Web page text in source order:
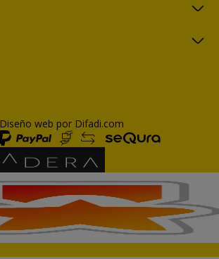
Diseño web por Difadi.com